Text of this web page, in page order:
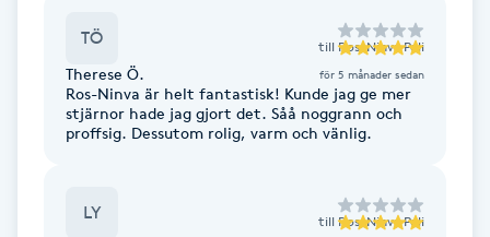
Fibromassage
TÖ till Ros-Ninva Poli
Therese Ö. för 5 månader sedan
Ros-Ninva är helt fantastisk! Kunde jag ge mer
stjärnor hade jag gjort det. Såå noggrann och
proffsig. Dessutom rolig, varm och vänlig.
LY till Ros-Ninva Poli